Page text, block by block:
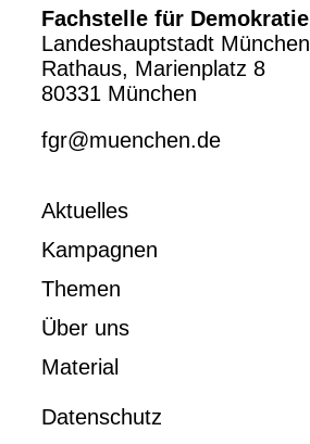
Fachstelle für Demokratie
Landeshauptstadt München
Rathaus, Marienplatz 8
80331 München
fgr@muenchen.de
Aktuelles
Kampagnen
Themen
Über uns
Material
Datenschutz